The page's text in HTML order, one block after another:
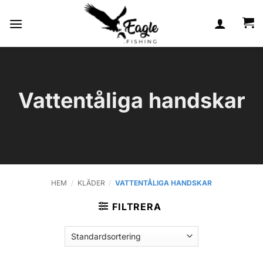
Vattentåliga handskar
HEM / KLÄDER / VATTENTÅLIGA HANDSKAR
FILTRERA